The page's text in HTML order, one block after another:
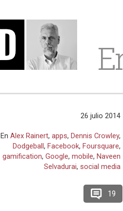
26 julio 2014
EnAlex Rainert,apps,Dennis Crowley,
Dodgeball,Facebook,Foursquare,
gamification,Google,mobile,Naveen
Selvadurai, social media
19